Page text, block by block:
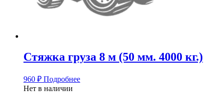
Стяжка груза 8 м (50 мм. 4000 кг.)
960 ₽ Подробнее
Нет в наличии